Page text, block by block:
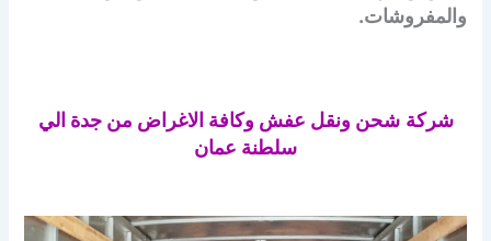
والمفروشات.
شركة شحن ونقل عفش وكافة الاغراض من جدة الي
سلطنة عمان